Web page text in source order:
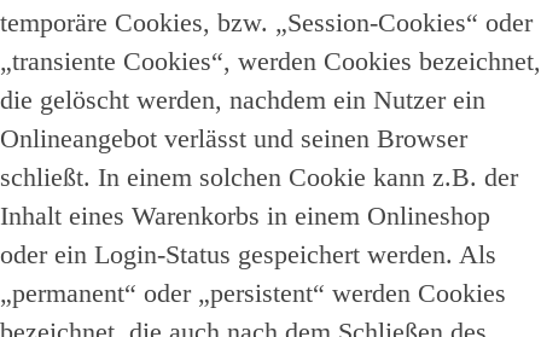
temporäre Cookies, bzw. „Session-Cookies“ oder
„transiente Cookies“, werden Cookies bezeichnet,
die gelöscht werden, nachdem ein Nutzer ein
Onlineangebot verlässt und seinen Browser
schließt. In einem solchen Cookie kann z.B. der
Inhalt eines Warenkorbs in einem Onlineshop
oder ein Login-Status gespeichert werden. Als
„permanent“ oder „persistent“ werden Cookies